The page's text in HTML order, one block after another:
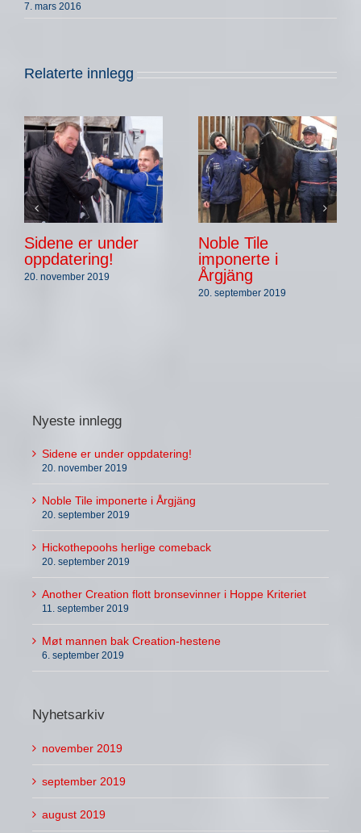
7. mars 2016
Relaterte innlegg
Sidene er under
oppdatering!
20. november 2019
Noble Tile
imponerte i
Årgjäng
20. september 2019
Nyeste innlegg
Sidene er under oppdatering!
20. november 2019
Noble Tile imponerte i Årgjäng
20. september 2019
Hickothepoohs herlige comeback
20. september 2019
Another Creation flott bronsevinner i Hoppe Kriteriet
11. september 2019
Møt mannen bak Creation-hestene
6. september 2019
Nyhetsarkiv
november 2019
september 2019
august 2019